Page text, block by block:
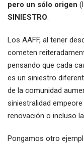
pero un sólo origen
SINIESTRO.
Los AAFF, al tener
cometen
pensando que cada
es un siniestro
de la comunidad
siniestralidad
renovación o incluso
Pongamos otro